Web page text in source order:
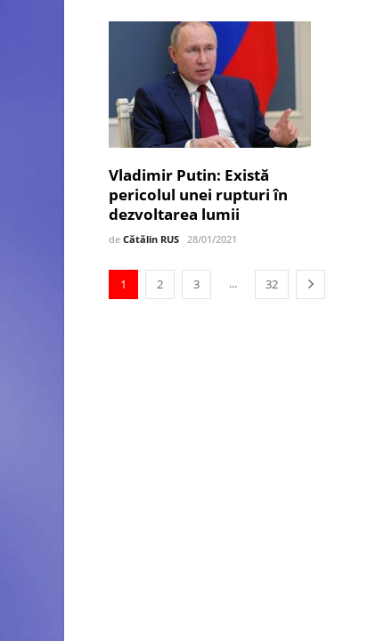
Vladimir Putin: Există
pericolul unei rupturi în
dezvoltarea lumii
de Cătălin RUS 28/01/2021
1 2 3 ... 32